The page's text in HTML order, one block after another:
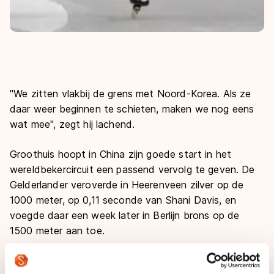
"We zitten vlakbij de grens met Noord-Korea. Als ze
daar weer beginnen te schieten, maken we nog eens
wat mee'', zegt hij lachend.
Groothuis hoopt in China zijn goede start in het
wereldbekercircuit een passend vervolg te geven. De
Gelderlander veroverde in Heerenveen zilver op de
1000 meter, op 0,11 seconde van Shani Davis, en
voegde daar een week later in Berlijn brons op de
1500 meter aan toe.
Toch kijkt de Control-schaatser ook verder vooruit,